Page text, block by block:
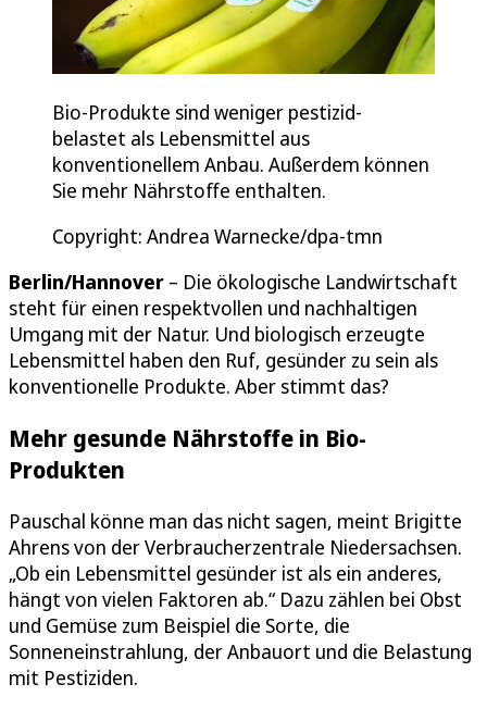
Bio-Produkte sind weniger pestizid-
belastet als Lebensmittel aus
konventionellem Anbau. Außerdem können
Sie mehr Nährstoffe enthalten.
Copyright: Andrea Warnecke/dpa-tmn
Berlin/Hannover – Die ökologische Landwirtschaft
steht für einen respektvollen und nachhaltigen
Umgang mit der Natur. Und biologisch erzeugte
Lebensmittel haben den Ruf, gesünder zu sein als
konventionelle Produkte. Aber stimmt das?
Mehr gesunde Nährstoffe in Bio-
Produkten
Pauschal könne man das nicht sagen, meint Brigitte
Ahrens von der Verbraucherzentrale Niedersachsen.
„Ob ein Lebensmittel gesünder ist als ein anderes,
hängt von vielen Faktoren ab.“ Dazu zählen bei Obst
und Gemüse zum Beispiel die Sorte, die
Sonneneinstrahlung, der Anbauort und die Belastung
mit Pestiziden.